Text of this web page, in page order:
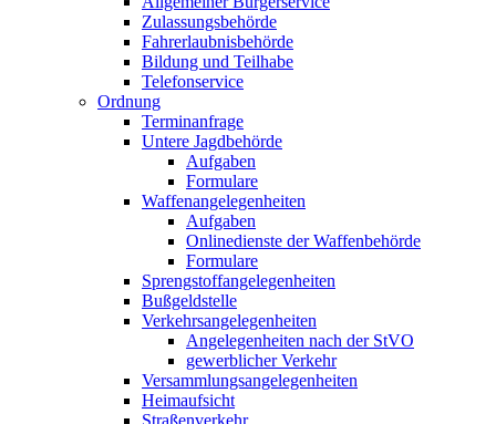
Zulassungsbehörde
Fahrerlaubnisbehörde
Bildung und Teilhabe
Telefonservice
Ordnung
Terminanfrage
Untere Jagdbehörde
Aufgaben
Formulare
Waffenangelegenheiten
Aufgaben
Onlinedienste der Waffenbehörde
Formulare
Sprengstoff­angelegenheiten
Bußgeldstelle
Verkehrsangelegenheiten
Angelegenheiten nach der StVO
gewerblicher Verkehr
Versammlungs­angelegenheiten
Heimaufsicht
Straßenverkehr